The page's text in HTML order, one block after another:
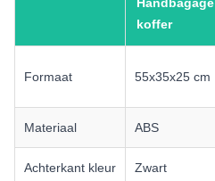
koffer
Formaat 55x35x25 cm
Materiaal ABS
Achterkant kleur Zwart